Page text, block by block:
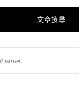
文章搜尋